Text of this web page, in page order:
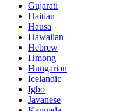
Gujarati
Haitian
Hausa
Hawaiian
Hebrew
Hmong
Hungarian
Icelandic
Igbo
Javanese